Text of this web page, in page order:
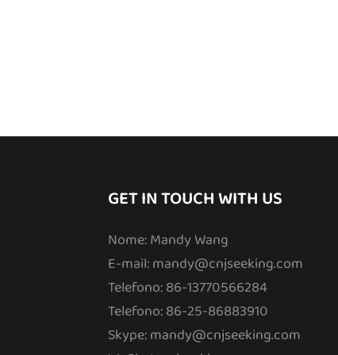
GET IN TOUCH WITH US
Nome: Mandy Wang
E-mail:mandy@cnjseeking.com
Telefono: 86-13770566284
Telefono: 86-25-86883910
Skype: mandy@cnjseeking.com